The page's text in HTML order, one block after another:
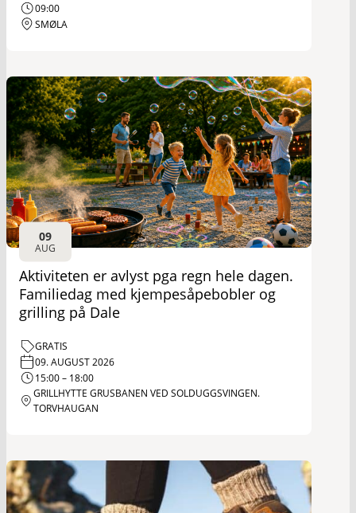
09:00
SMØLA
09
AUG
Aktiviteten er avlyst pga regn hele dagen.
Familiedag med kjempesåpebobler og
grilling på Dale
GRATIS
09. AUGUST 2026
15:00 – 18:00
GRILLHYTTE GRUSBANEN VED SOLDUGGSVINGEN.
TORVHAUGAN